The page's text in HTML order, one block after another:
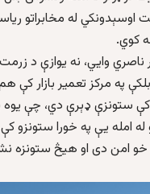
اوسېدونکي له مخابراتو
کوي.
وايي، نه یوازې د
په مرکز تعمیر بازار
ستونزې ډېرې دي، چې
امله یې په خورا ستونزو
امن دی او هیڅ ستونزه